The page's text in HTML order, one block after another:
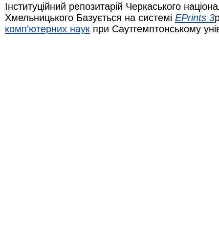
Інституційний репозитарій Черкаського
Хмельницького Базується на системі EPrints 3
комп'ютерних наук при Саутгемптонському